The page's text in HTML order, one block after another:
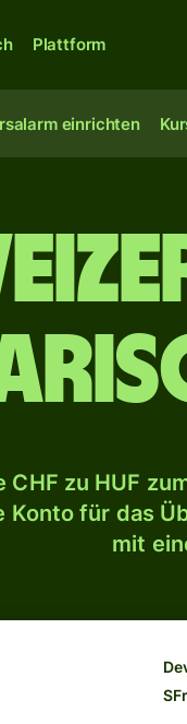
Plattform
einrichten
CHF zu HUF
Konto für das
mit